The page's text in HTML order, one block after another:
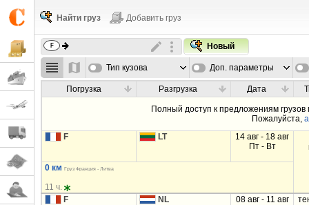
Найти груз Добавить груз
Новый
Тип кузова Доп. параметры
Погрузка Разгрузка Дата
Полный доступ к предложениям грузов
Пожалуйста,
F
LT
14 авг - 18 авг
Пт - Вт
0 км Груз Франция - Литва
11 ч.
F
NL
08 авг - 11 авг